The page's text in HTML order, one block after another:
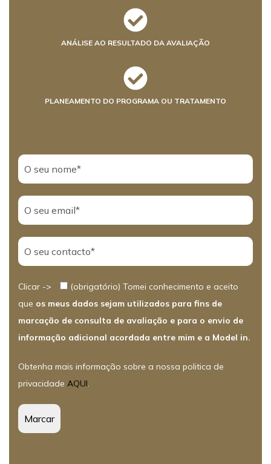
ANÁLISE AO RESULTADO DA AVALIAÇÃO
PLANEAMENTO DO PROGRAMA OU TRATAMENTO
Clicar ->
(obrigatório) Tomei conhecimento e aceito
que os meus dados sejam utilizados para fins de
marcação de consulta de avaliação e para o envio de
informação adicional acordada entre mim e a Model in.
Obtenha mais informação sobre a nossa politica de
privacidade AQUI.